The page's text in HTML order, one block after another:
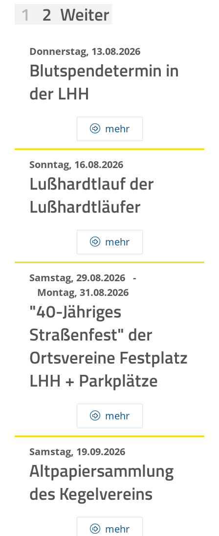
1 2 Weiter
Blutspendetermin in
der LHH
Donnerstag, 13.08.2026
mehr
Lußhardtlauf der
Lußhardtläufer
Sonntag, 16.08.2026
mehr
"40-Jähriges
Straßenfest" der
Ortsvereine Festplatz
LHH + Parkplätze
Samstag, 29.08.2026 -
Montag, 31.08.2026
mehr
Altpapiersammlung
des Kegelvereins
Samstag, 19.09.2026
mehr